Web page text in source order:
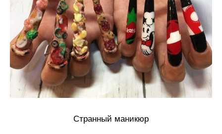
Странный маникюр